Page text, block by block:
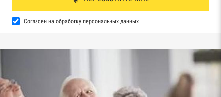
Согласен на обработку персональных данных